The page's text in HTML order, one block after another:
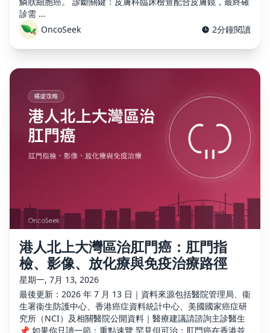
診需 …
OncoSeek
2分鐘閱讀
港人北上大灣區治肛門癌：肛門指
檢、影像、放化療與免疫治療路徑
星期一, 7月 13, 2026
最後更新：2026 年 7 月 13 日｜資料來源包括醫院管理局、衞
生署衞生防護中心、香港癌症資料統計中心、美國國家癌症研
究所（NCI）及相關醫院公開資料｜醫療建議請諮詢主診醫生
📌 如果你只讀一節：重點速覽 罕見但可治：肛門癌在香港並